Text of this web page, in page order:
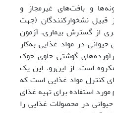
و بافت‌های غیرمجاز و
قبیل نشخوارکنندگان (جهت
از گسترش بیماری،‌ آزمون
حیوانی در مواد غذایی به‌کار
گوشتی حاوی خوک
است. از این‌رو، این یک
کنترل مواد غذایی است که
مورد استفاده برای تهیه غذای
در محصولات غذایی را